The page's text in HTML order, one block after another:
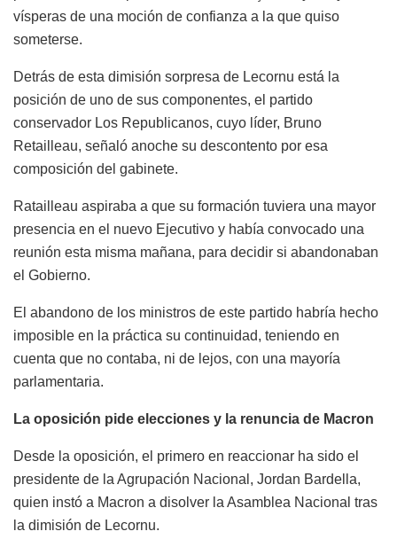
vísperas de una moción de confianza a la que quiso
someterse.
Detrás de esta dimisión sorpresa de Lecornu está la
posición de uno de sus componentes, el partido
conservador Los Republicanos, cuyo líder, Bruno
Retailleau, señaló anoche su descontento por esa
composición del gabinete.
Ratailleau aspiraba a que su formación tuviera una mayor
presencia en el nuevo Ejecutivo y había convocado una
reunión esta misma mañana, para decidir si abandonaban
el Gobierno.
El abandono de los ministros de este partido habría hecho
imposible en la práctica su continuidad, teniendo en
cuenta que no contaba, ni de lejos, con una mayoría
parlamentaria.
La oposición pide elecciones y la renuncia de Macron
Desde la oposición, el primero en reaccionar ha sido el
presidente de la Agrupación Nacional, Jordan Bardella,
quien instó a Macron a disolver la Asamblea Nacional tras
la dimisión de Lecornu.